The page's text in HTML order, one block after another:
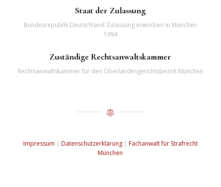
Staat der Zulassung
Bundesrepublik Deutschland Zulassung erworben in München
1994
Zuständige Rechtsanwaltskammer
Rechtsanwaltskammer für den Oberlandesgerichtsbezirk München
Impressum | Datenschutzerklärung| Fachanwalt für Strafrecht
München